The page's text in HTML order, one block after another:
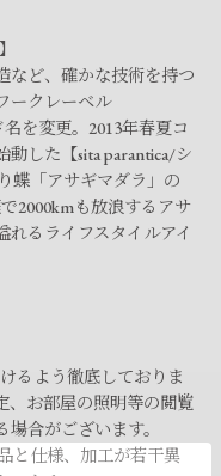
】
など、確かな技術を持つ
ークレーベル
名を変更。2013年春夏コ
した【sita parantica/シ
蝶「アサギマダラ」の
2000kmも放浪するアサ
るライフスタイルアイ
るよう徹底しておりま
、お部屋の照明等の閲覧
合がございます。
と仕様、加工が若干異